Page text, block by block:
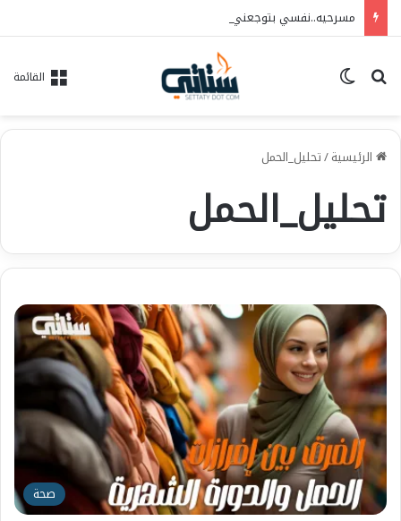
القائمة بحث عن
الرئيسية/تحليل_الحمل
تحليل_الحمل
صحة